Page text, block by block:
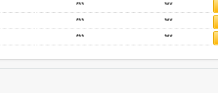
*** ***
*** ***
*** ***